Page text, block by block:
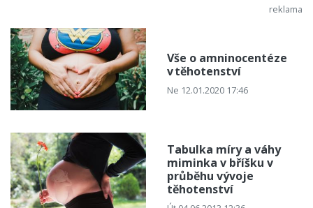
Vše o amninocentéze
v těhotenství
Ne 12.01.2020 17:46
Tabulka míry a váhy
miminka v bříšku v
průběhu vývoje
těhotenství